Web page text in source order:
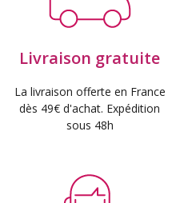
Livraison gratuite
La livraison offerte en France
dès 49€ d'achat. Expédition
sous 48h